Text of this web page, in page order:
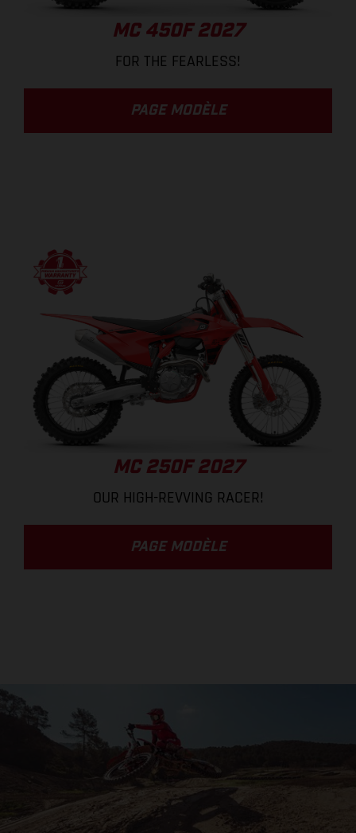
MC 450F 2027
FOR THE FEARLESS!
PAGE MODÈLE
MC 250F 2027
OUR HIGH-REVVING RACER!
PAGE MODÈLE